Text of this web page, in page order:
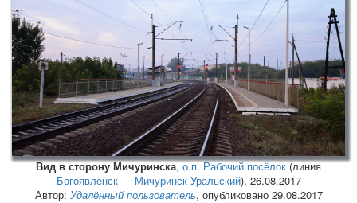
Вид в сторону Мичуринска,о.п. Рабочий посёлок (линия
Богоявленск — Мичуринск-Уральский), 26.08.2017
Автор: Удалённый пользователь, опубликовано 29.08.2017